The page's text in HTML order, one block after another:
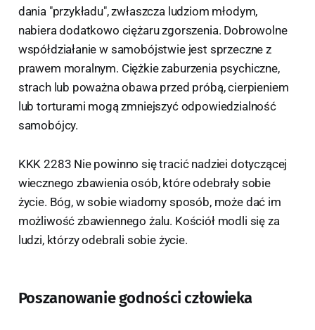
dania "przykładu", zwłaszcza ludziom młodym,
nabiera dodatkowo ciężaru zgorszenia. Dobrowolne
współdziałanie w samobójstwie jest sprzeczne z
prawem moralnym. Ciężkie zaburzenia psychiczne,
strach lub poważna obawa przed próbą, cierpieniem
lub torturami mogą zmniejszyć odpowiedzialność
samobójcy.
KKK 2283 Nie powinno się tracić nadziei dotyczącej
wiecznego zbawienia osób, które odebrały sobie
życie. Bóg, w sobie wiadomy sposób, może dać im
możliwość zbawiennego żalu. Kościół modli się za
ludzi, którzy odebrali sobie życie.
Poszanowanie godności człowieka